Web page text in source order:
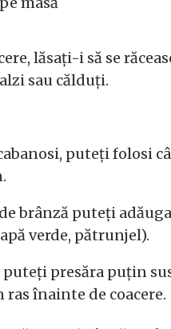
lăsați-i să se
sau călduți.
puteți folosi
brânză puteți
verde, pătrunjel).
puteți presăra puțin
ras înainte de coacere.